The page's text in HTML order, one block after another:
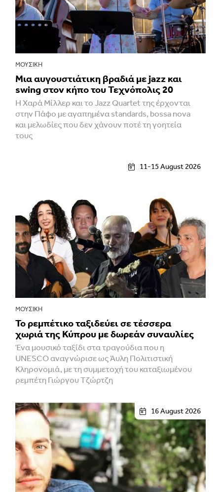
ΜΟΥΣΙΚΉ
Μια αυγουστιάτικη βραδιά με jazz και
swing στον κήπο του Τεχνόπολις 20
Η Χαρά Μίλλερ και το Jazz Quartet της έρχονται
στην Πάφο με αγαπημένα standards, bossa nova
και μελωδίες που δεν χάνουν ποτέ τη γοητεία
τους
11-15 August 2026
ΜΟΥΣΙΚΉ
Το ρεμπέτικο ταξιδεύει σε τέσσερα
χωριά της Κύπρου με δωρεάν συναυλίες
Ένα μουσικό ταξίδι στα τραγούδια που η
UNESCO αναγνώρισε ως Άυλη Πολιτιστική
Κληρονομιά, με τη συμμετοχή του καταξιωμένου
ρεμπέτη Γιώργου Τζώρτζη
16 August 2026